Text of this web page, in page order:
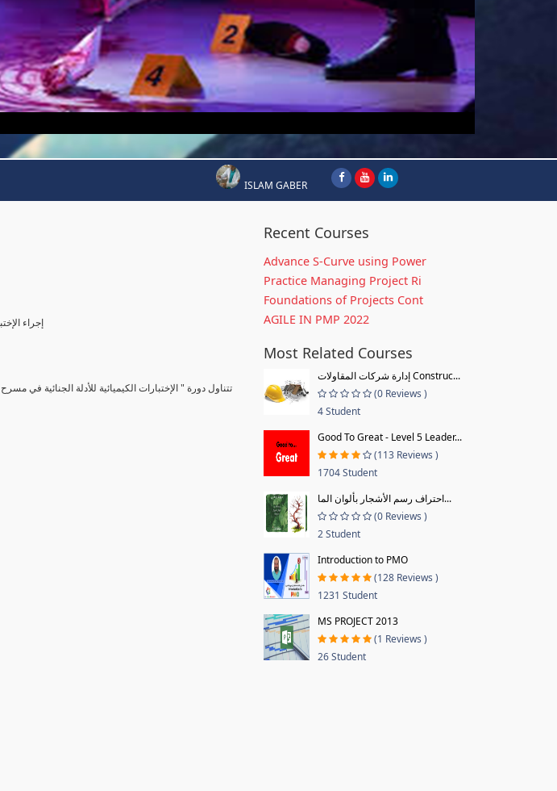
ISLAM GABER
( إجراء
تتناول دورة " الإختبارات الكيميائية للأدلة الجنائية
Recent Courses
Advance S-Curve using Power
Practice Managing Project Ri
Foundations of Projects Cont
AGILE IN PMP 2022
Most Related Courses
إدارة شركات المقاولات Construc...
(0 Reviews )
4 Student
Good To Great - Level 5 Leader...
(113 Reviews )
1704 Student
احتراف رسم الأشجار بألوان الما...
(0 Reviews )
2 Student
Introduction to PMO
(128 Reviews )
1231 Student
MS PROJECT 2013
(1 Reviews )
26 Student